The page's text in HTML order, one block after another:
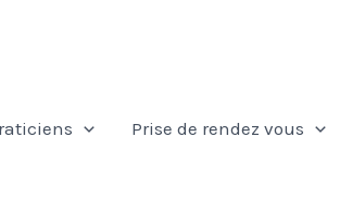
Prise de rendez vous